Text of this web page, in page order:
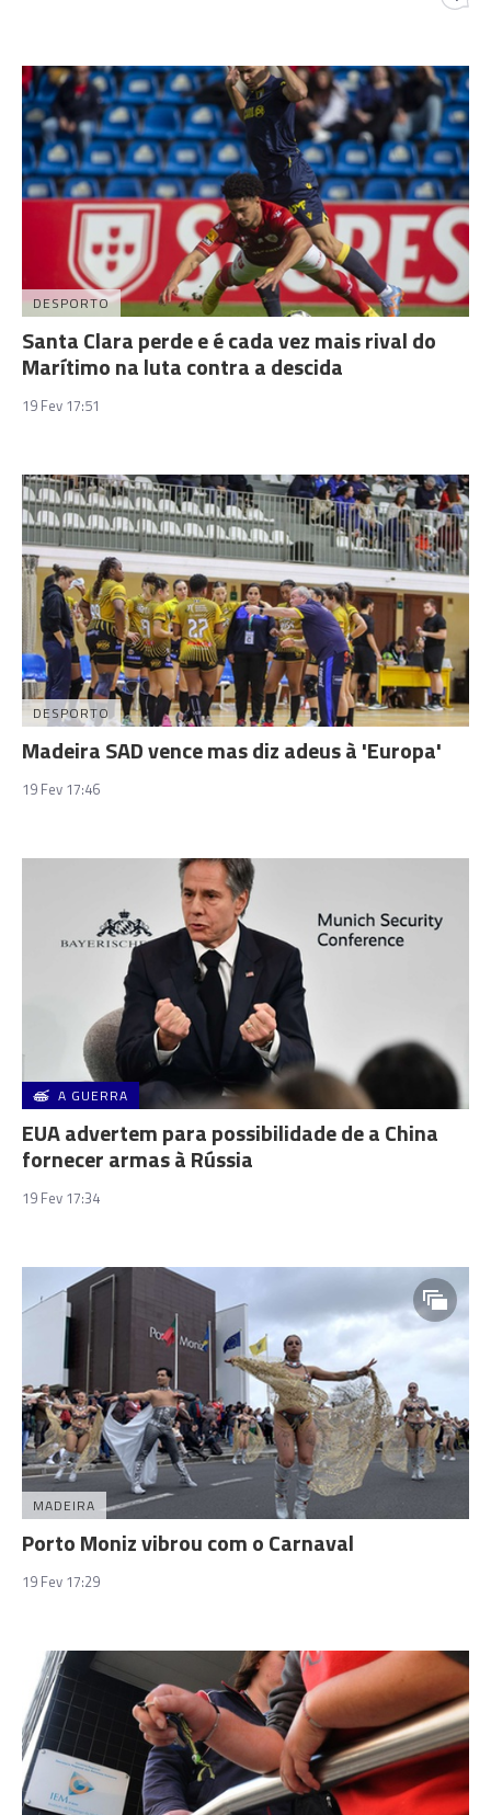
DESPORTO
Santa Clara perde e é cada vez mais rival do
Marítimo na luta contra a descida
19 Fev 17:51
DESPORTO
Madeira SAD vence mas diz adeus à 'Europa'
19 Fev 17:46
A GUERRA
EUA advertem para possibilidade de a China
fornecer armas à Rússia
19 Fev 17:34
MADEIRA
Porto Moniz vibrou com o Carnaval
19 Fev 17:29